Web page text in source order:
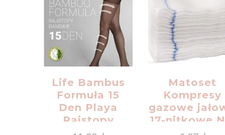
Life Bambus
Formuła 15
Den Playa
Rajstopy
Matoset
Kompresy
gazowe
17-nitkowe
RTG Blister